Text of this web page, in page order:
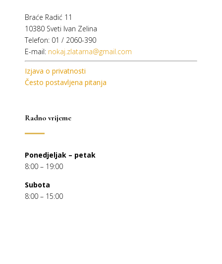
Braće Radić 11
10380 Sveti Ivan Zelina
Telefon: 01 / 2060-390
E-mail: nokaj.zlatarna@gmail.com
Izjava o privatnosti
Često postavljena pitanja
Radno vrijeme
Ponedjeljak – petak
8:00 – 19:00
Subota
8:00 – 15:00